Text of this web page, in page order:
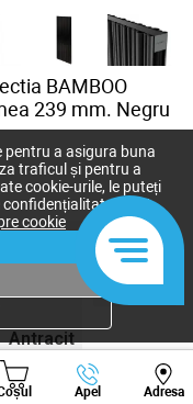
BAMBOO
239 mm. Negru
512
COPPER
MATT
ANODISING
Antracit
Apel Adresa
Viber Whatsapp
pentru a asigura buna
traficul și pentru a
cookie-urile, le puteți
după
cookie